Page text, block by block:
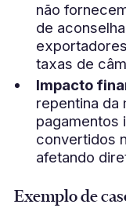
não
de
taxas de
Impacto
repentina da
pagamentos
convertidos
afetando
Exemplo de